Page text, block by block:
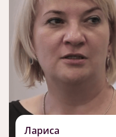
Лариса